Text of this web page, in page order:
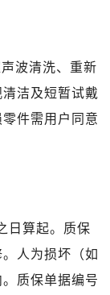
云南省玉溪市红塔区南北大街劳力士售后服务中心（需提前预约）
云南省昭通市昭阳区青年路劳力士售后服务中心（需提前预约）
重庆市江北区观音桥步行街2号融恒时代广场9层902室劳力士售后服务中心（需提前预约）
广东省佛山市禅城区季华五路57号万科金融中心C座12层1205室劳力士售后服务中心（需提前预约）
广东省东莞市东城街道鸿福东路1号民盈国贸中心T1写字楼9层907室劳力士售后服务中心（需提前预约）
江苏省无锡市梁溪区人民中路139号恒隆广场写字楼1座11层1104室劳力士售后服务中心（需提前预约）
波清洗、重新
洁及短暂试戴
件需用户同意
日算起。质保
人为损坏（如
质保单据编号